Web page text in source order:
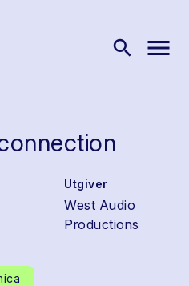
search menu
Utgiver
West Audio
Productions